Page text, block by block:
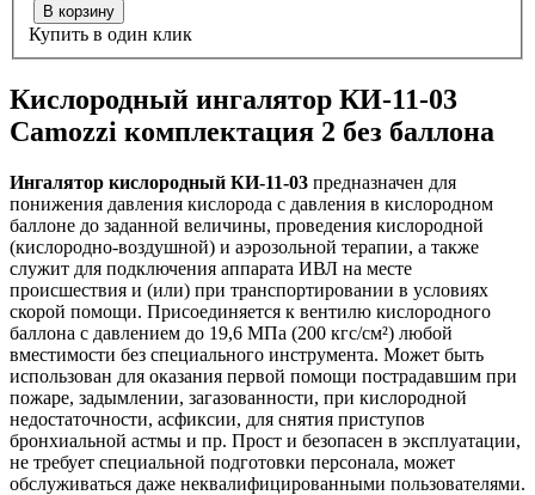
В корзину
Купить в один клик
Кислородный ингалятор КИ-11-03
Camozzi комплектация 2 без баллона
Ингалятор кислородный КИ-11-03 предназначен для
понижения давления кислорода с давления в кислородном
баллоне до заданной величины, проведения кислородной
(кислородно-воздушной) и аэрозольной терапии, а также
служит для подключения аппарата ИВЛ на месте
происшествия и (или) при транспортировании в условиях
скорой помощи. Присоединяется к вентилю кислородного
баллона с давлением до 19,6 МПа (200 кгс/см²) любой
вместимости без специального инструмента. Может быть
использован для оказания первой помощи пострадавшим при
пожаре, задымлении, загазованности, при кислородной
недостаточности, асфиксии, для снятия приступов
бронхиальной астмы и пр. Прост и безопасен в эксплуатации,
не требует специальной подготовки персонала, может
обслуживаться даже неквалифицированными пользователями.